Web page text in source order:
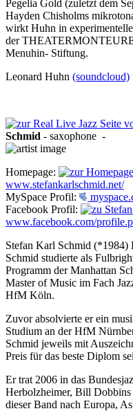
Pegelia Gold (zuletzt dem
Hayden Chisholms
wirkt Huhn in
der
Menuhin- Stiftung.
Leonard Huhn (soundcloud)
Schmid - saxophone -
Homepage:
www.stefankarlschmid.net/
MySpace Profil:
Facebook Profil:
www.facebook.com/
Stefan Karl Schmid (*1984)
Schmid studierte als
Programm der Manhattan
Master of Music im Fach
HfM Köln.
Zuvor absolvierte er ein
Studium an der HfM
Schmid jeweils mit
Preis für das beste Diplom
Er trat 2006 in das
Herbolzheimer, Bill
dieser Band nach Europa,